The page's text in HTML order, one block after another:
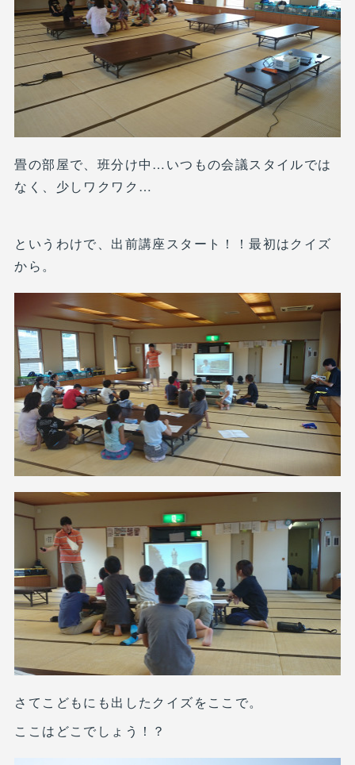
畳の部屋で、班分け中…いつもの会議スタイルでは
なく、少しワクワク…
というわけで、出前講座スタート！！最初はクイズ
から。
さてこどもにも出したクイズをここで。
ここはどこでしょう！？